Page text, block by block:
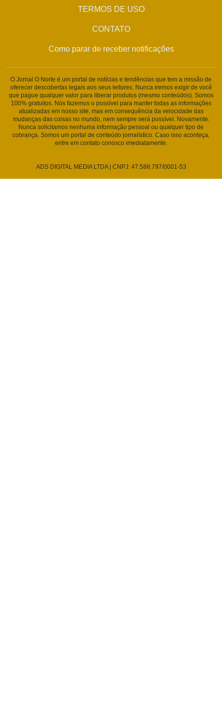
TERMOS DE USO
CONTATO
Como parar de receber notificações
O Jornal O Norte é um portal de notícias e tendências que tem a missão de
oferecer descobertas legais aos seus leitores. Nunca iremos exigir de você
que pague qualquer valor para liberar produtos (mesmo conteúdos). Somos
100% gratuitos. Nós fazemos o possível para manter todas as informações
atualizadas em nosso site, mas em consequência da velocidade das
mudanças das coisas no mundo, nem sempre será possível. Novamente:
Nunca solicitamos nenhuma informação pessoal ou qualquer tipo de
cobrança. Somos um portal de conteúdo jornalístico. Caso isso aconteça,
entre em contato conosco imediatamente.
ADS DIGITAL MEDIA LTDA | CNPJ: 47.588.797/0001-53